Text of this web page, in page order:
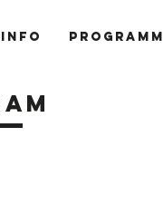
Info Programm